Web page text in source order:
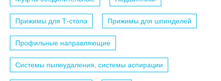
Прижимы для Т-стола Прижимы для шпинделей
Профильные направляющие
Системы пылеудаления, системы аспирации